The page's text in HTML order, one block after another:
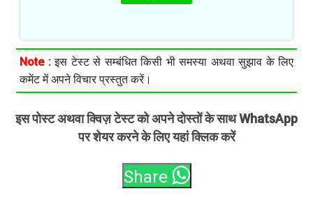
Note :इस टेस्ट से सम्बंधित किसी भी समस्या अथवा सुझाव के लिए
कमेंट में अपने विचार प्रस्तुत करें।
इस पोस्ट अथवा क्विज़ टेस्ट को अपने दोस्तों के साथ WhatsApp
पर शेयर करने के लिए यहां क्लिक करें
Share